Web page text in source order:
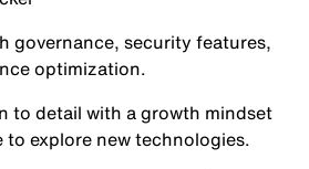
governance, security features,
optimization.
to detail with a growth mindset
to explore new technologies.